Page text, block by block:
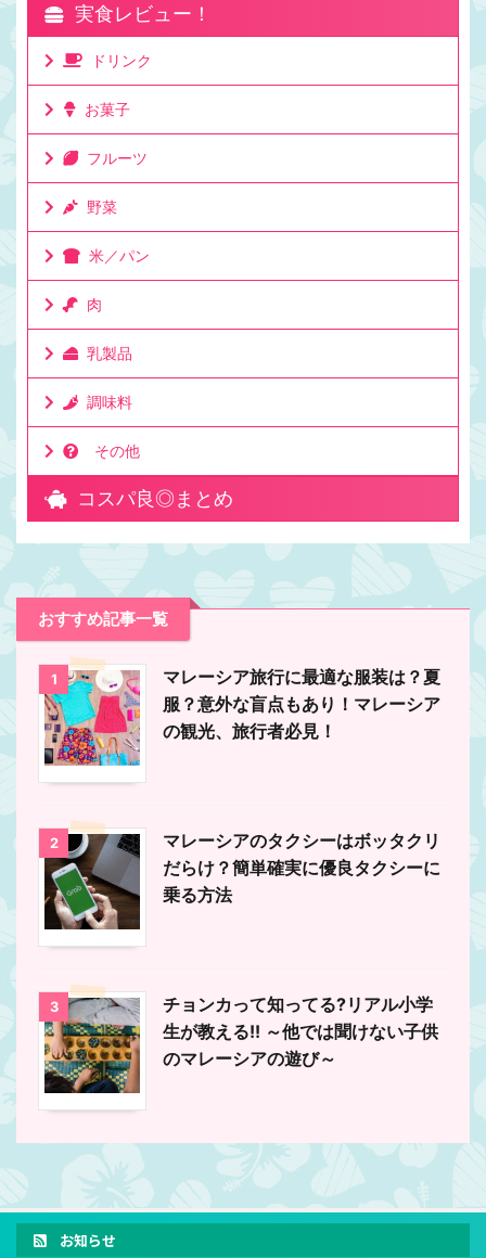
実食レビュー！
ドリンク
お菓子
フルーツ
野菜
米／パン
肉
乳製品
調味料
その他
コスパ良◎まとめ
おすすめ記事一覧
1
マレーシア旅行に最適な服装は？夏
服？意外な盲点もあり！マレーシア
の観光、旅行者必見！
2
マレーシアのタクシーはボッタクリ
だらけ？簡単確実に優良タクシーに
乗る方法
3
チョンカって知ってる?リアル小学
生が教える!! ～他では聞けない子供
のマレーシアの遊び～
お知らせ